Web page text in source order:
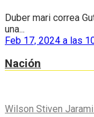
Duber mari correa
una...
Feb 17, 2024 a las
Nación
Wilson Stiven